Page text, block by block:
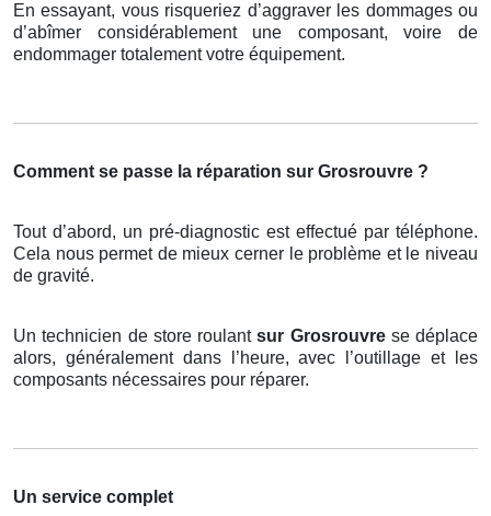
En essayant, vous risqueriez d’aggraver les dommages ou
d’abîmer considérablement une composant, voire de
endommager totalement votre équipement.
Comment se passe la réparation sur Grosrouvre ?
Tout d’abord, un pré-diagnostic est effectué par téléphone.
Cela nous permet de mieux cerner le problème et le niveau
de gravité.
Un technicien de store roulantsur Grosrouvre se déplace
alors, généralement dans l’heure, avec l’outillage et les
composants nécessaires pour réparer.
Un service complet